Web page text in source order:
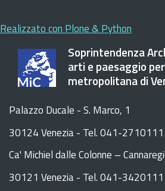
Realizzato con Plone & Python
Soprintendenza
arti e paesaggio
metropolitana di
Palazzo Ducale - S. Marco, 1
30124 Venezia - Tel. 041-2710111
Ca' Michiel dalle Colonne –
30121 Venezia - Tel. 041-3420111